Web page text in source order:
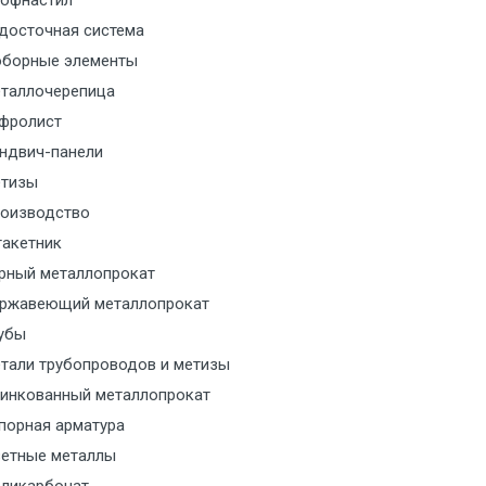
за МКАД
за МКАД
за МКАД
за МКАД
с транспортным
с транспортным
с транспортным
система
элементы
панели
металлопрокат
металлопрокат
трубопроводов и метизы
металлопрокат
арматура
металлы